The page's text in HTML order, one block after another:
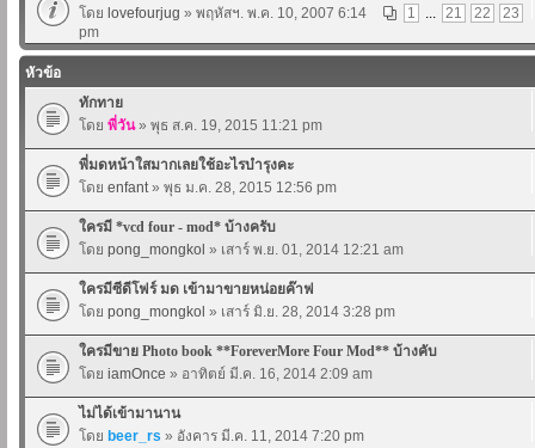
1
... 21 22 23
โดย lovefourjug » พฤหัสฯ. พ.ค. 10, 2007 6:14
pm
หัวข้อ
ทักทาย
โดย พี่วัน» พุธ ส.ค. 19, 2015 11:21 pm
พี่มดหน้าใสมากเลยใช้อะไรบำรุงคะ
โดย enfant» พุธ ม.ค. 28, 2015 12:56 pm
ใครมี *vcd four - mod* บ้างครับ
โดย pong_mongkol » เสาร์ พ.ย. 01, 2014 12:21 am
ใครมีซีดีโฟร์ มด เข้ามาขายหน่อยค๊าฟ
โดย pong_mongkol » เสาร์ มิ.ย. 28, 2014 3:28 pm
ใครมีขาย Photo book **ForeverMore Four Mod** บ้างคับ
โดย iamOnce » อาทิตย์ มี.ค. 16, 2014 2:09 am
ไม่ได้เข้ามานาน
โดย beer_rs » อังคาร มี.ค. 11, 2014 7:20 pm